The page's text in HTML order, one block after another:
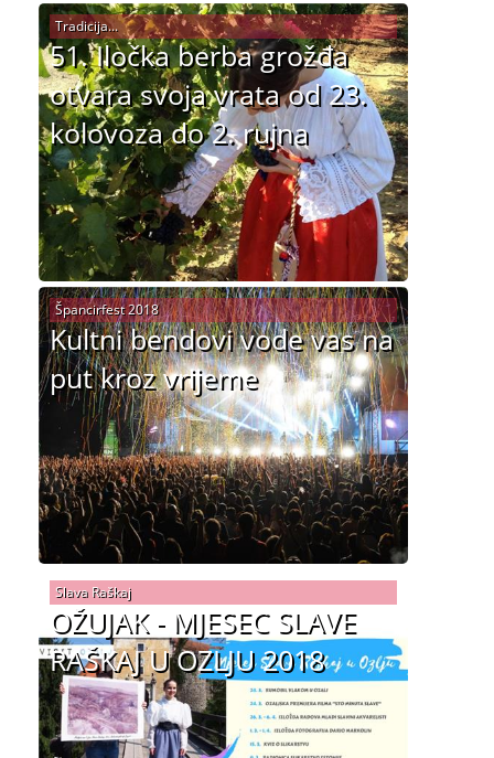
51. Iločka berba grožđa
otvara svoja vrata od 23.
kolovoza do 2. rujna
Tradicija...
Kultni bendovi vode vas na
put kroz vrijeme
Špancirfest 2018
OŽUJAK - MJESEC SLAVE
RAŠKAJ U OZLJU 2018
Slava Raškaj